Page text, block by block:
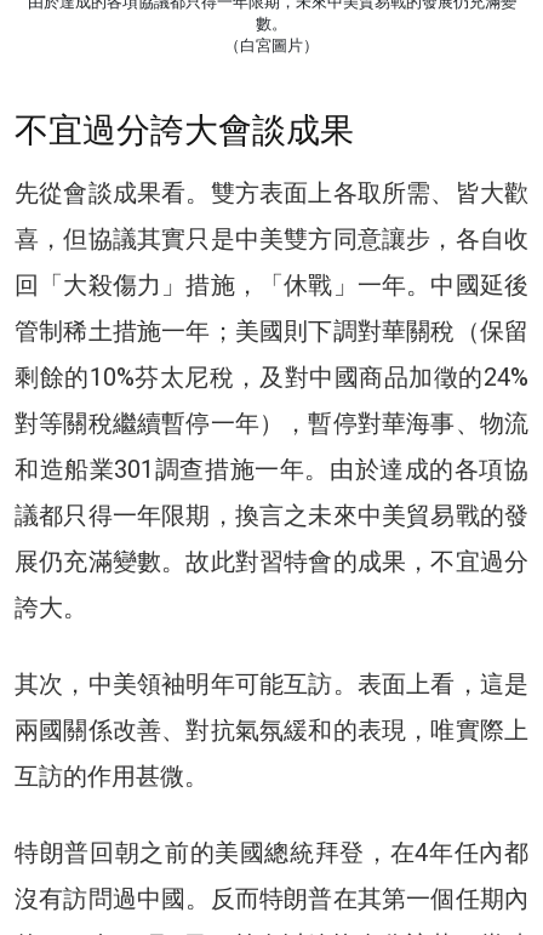
數。
（白宮圖片）
不宜過分誇大會談成果
先從會談成果看。雙方表面上各取所需、皆大歡
喜，但協議其實只是中美雙方同意讓步，各自收
回「大殺傷力」措施，「休戰」一年。中國延後
管制稀土措施一年；美國則下調對華關稅（保留
剩餘的10%芬太尼稅，及對中國商品加徵的24%
對等關稅繼續暫停一年），暫停對華海事、物流
和造船業301調查措施一年。由於達成的各項協
議都只得一年限期，換言之未來中美貿易戰的發
展仍充滿變數。故此對習特會的成果，不宜過分
誇大。
其次，中美領袖明年可能互訪。表面上看，這是
兩國關係改善、對抗氣氛緩和的表現，唯實際上
互訪的作用甚微。
特朗普回朝之前的美國總統拜登，在4年任內都
沒有訪問過中國。反而特朗普在其第一個任期內